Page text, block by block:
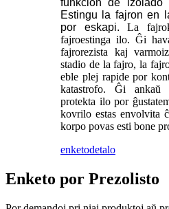
Estingu la fajron en
por eskapi.
La
fajroestinga ilo. Ĝi
fajrorezista kaj
stadio de la fajro, la
eble plej rapide por
katastrofo. Ĝi
protekta ilo por
kovrilo estas envolvita
korpo povas esti bone
enketodetalo
Enketo por Prezolisto